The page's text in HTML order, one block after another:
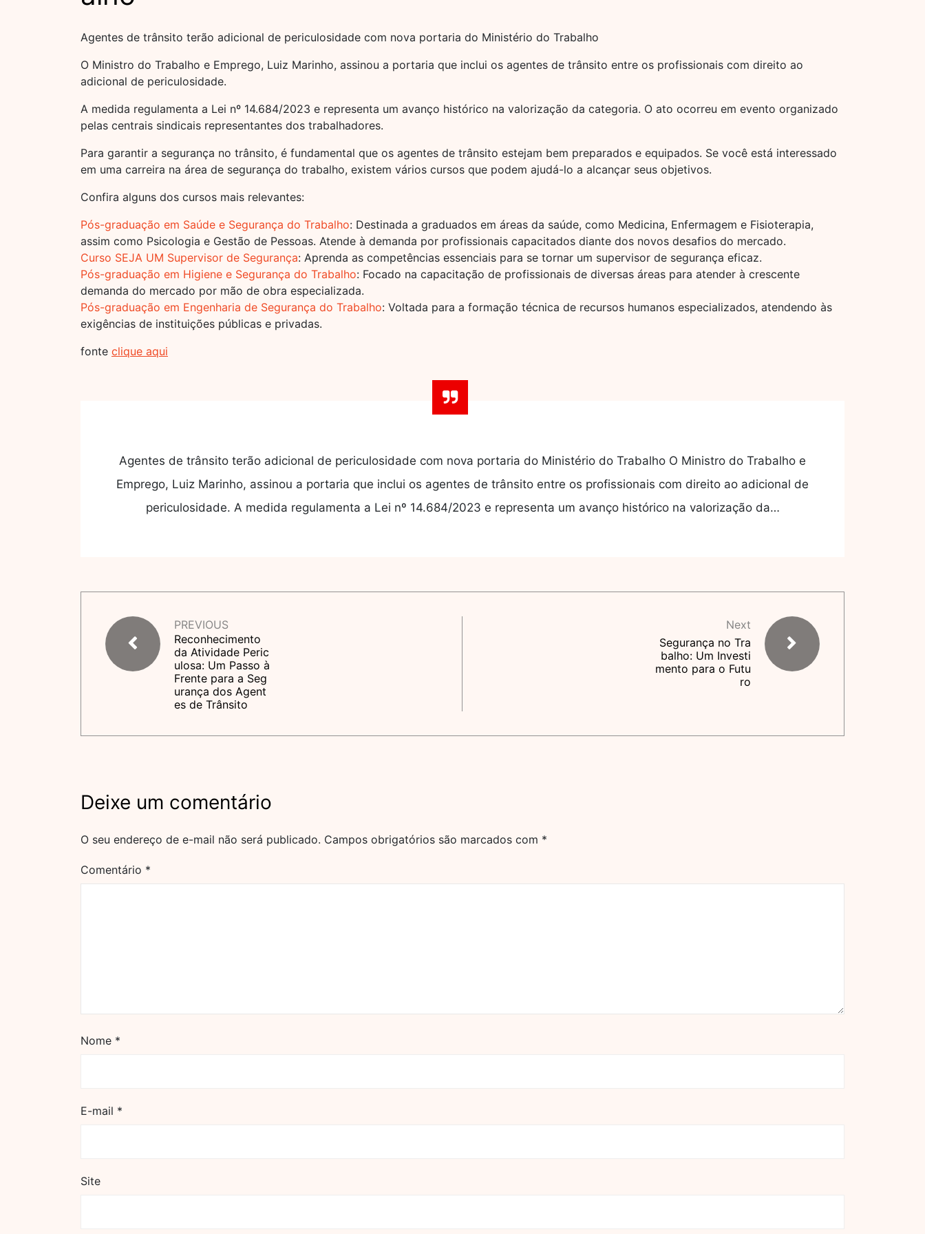
Agentes de trânsito terão adicional de periculosidade com nova portaria do Ministério do Trabalho
O Ministro do Trabalho e Emprego, Luiz Marinho, assinou a portaria que inclui os agentes de trânsito entre os profissionais com direito ao
adicional de periculosidade.
A medida regulamenta a Lei nº 14.684/2023 e representa um avanço histórico na valorização da categoria. O ato ocorreu em evento organizado
pelas centrais sindicais representantes dos trabalhadores.
Para garantir a segurança no trânsito, é fundamental que os agentes de trânsito estejam bem preparados e equipados. Se você está interessado
em uma carreira na área de segurança do trabalho, existem vários cursos que podem ajudá-lo a alcançar seus objetivos.
Confira alguns dos cursos mais relevantes:
Pós-graduação em Saúde e Segurança do Trabalho: Destinada a graduados em áreas da saúde, como Medicina, Enfermagem e Fisioterapia,
assim como Psicologia e Gestão de Pessoas. Atende à demanda por profissionais capacitados diante dos novos desafios do mercado.
Curso SEJA UM Supervisor de Segurança: Aprenda as competências essenciais para se tornar um supervisor de segurança eficaz.
Pós-graduação em Higiene e Segurança do Trabalho: Focado na capacitação de profissionais de diversas áreas para atender à crescente
demanda do mercado por mão de obra especializada.
Pós-graduação em Engenharia de Segurança do Trabalho: Voltada para a formação técnica de recursos humanos especializados, atendendo às
exigências de instituições públicas e privadas.
fonte clique aqui
Agentes de trânsito terão adicional de periculosidade com nova portaria do Ministério do Trabalho O Ministro do Trabalho e
Emprego, Luiz Marinho, assinou a portaria que inclui os agentes de trânsito entre os profissionais com direito ao adicional de
periculosidade. A medida regulamenta a Lei nº 14.684/2023 e representa um avanço histórico na valorização da…
PREVIOUS
Reconhecimento
da Atividade Peric
ulosa: Um Passo à
Frente para a Seg
urança dos Agent
es de Trânsito
Next
Segurança no Tra
balho: Um Investi
mento para o Futu
ro
Deixe um comentário
O seu endereço de e-mail não será publicado. Campos obrigatórios são marcados com *
Comentário *
Nome *
E-mail *
Site